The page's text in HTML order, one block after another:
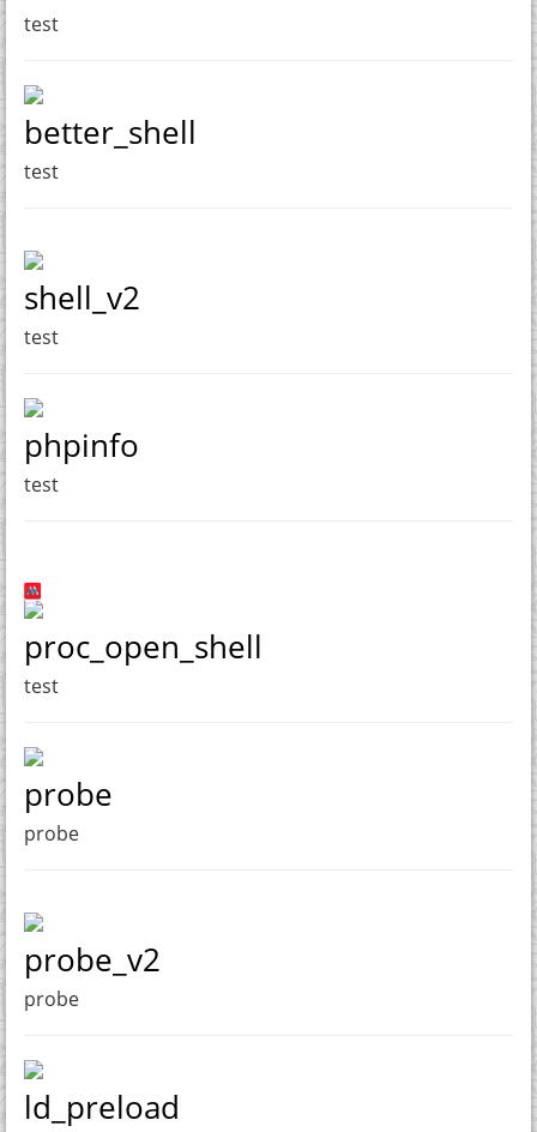
test
better_shell
test
shell_v2
test
phpinfo
test
proc_open_shell
test
probe
probe
probe_v2
probe
ld_preload